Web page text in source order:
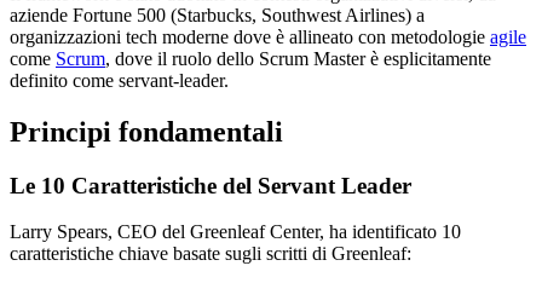
aziende Fortune 500 (Starbucks, Southwest Airlines) a
organizzazioni tech moderne dove è allineato con metodologie agile
come Scrum, dove il ruolo dello Scrum Master è esplicitamente
definito come servant-leader.
Principi fondamentali
Le 10 Caratteristiche del Servant Leader
Larry Spears, CEO del Greenleaf Center, ha identificato 10
caratteristiche chiave basate sugli scritti di Greenleaf: